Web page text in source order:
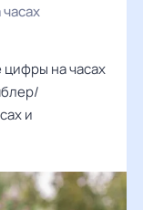
на часах
и